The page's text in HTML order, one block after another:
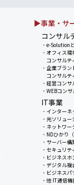
▶事業・サ
コンサル
・e-Solution
・オフィス環
コンサルテ
・企業ブラン
コンサルテ
・経営コンサ
・WEBコン
IT事業
・ インターネ
・光ソリュー
・ ネットワー
・ NDひかり
・ サーバー構
・セキュリテ
・ ビジネスホ
・デジタル複
・ ビジネスパ
・他 IT通信機